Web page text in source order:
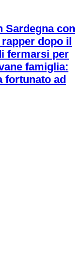
Sardegna con
dopo il
fermarsi per
famiglia:
fortunato ad